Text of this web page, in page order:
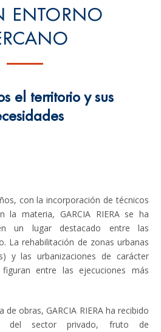
ENTORNO
el territorio y sus
con la incorporación de técnicos
la materia, GARCIA RIERA se ha
un lugar destacado entre las
La rehabilitación de zonas urbanas
y las urbanizaciones de carácter
entre las ejecuciones más
obras, GARCIA RIERA ha recibido
del sector privado, fruto de